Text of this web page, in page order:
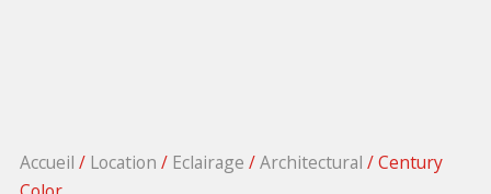
Accueil / Location / Eclairage /Architectural / Century